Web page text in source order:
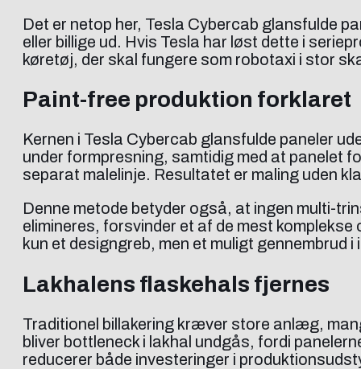
Det er netop her, Tesla Cybercab glansfulde
eller billige ud. Hvis Tesla har løst dette i
køretøj, der skal fungere som robotaxi i stor
Paint-free produktion forklaret
Kernen i Tesla Cybercab glansfulde paneler
under formpresning, samtidig med at panelet
separat malelinje. Resultatet er maling uden
Denne metode betyder også, at ingen multi-
elimineres, forsvinder et af de mest
kun et designgreb, men et muligt gennembrud
Lakhalens flaskehals fjernes
Traditionel billakering kræver store anlæg,
bliver bottleneck i lakhal undgås, fordi
reducerer både investeringer i